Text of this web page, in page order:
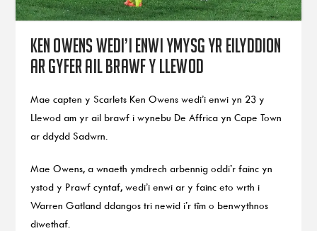
Ken Owens wedi’i enwi ymysg yr eilyddion
ar gyfer ail Brawf y Llewod
Mae capten y Scarlets Ken Owens wedi’i enwi yn 23 y
Llewod am yr ail brawf i wynebu De Affrica yn Cape Town
ar ddydd Sadwrn.
Mae Owens, a wnaeth ymdrech arbennig oddi’r fainc yn
ystod y Prawf cyntaf, wedi’i enwi ar y fainc eto wrth i
Warren Gatland ddangos tri newid i’r tîm o benwythnos
diwethaf.